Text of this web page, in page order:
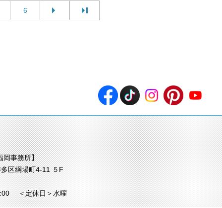
6
岡事務所】
多区綱場町4-11 ５F
＜定休日＞水曜